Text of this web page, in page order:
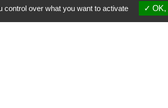
Le lundi après-
over what you want to activate OK,